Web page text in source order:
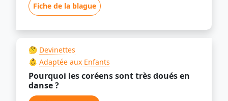
Fiche de la blague
🤔 Devinettes
👶 Adaptée aux Enfants
Pourquoi les coréens sont très doués en
danse ?